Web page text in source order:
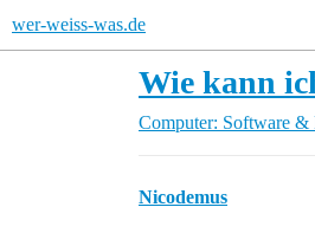
wer-weiss-was.de
Wie kann
Computer: Software &
Nicodemus